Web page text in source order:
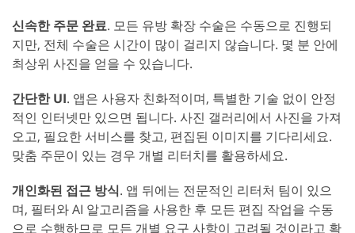
신속한 주문 완료. 모든 유방 확장 수술은 수동으로 진행되
지만, 전체 수술은 시간이 많이 걸리지 않습니다. 몇 분 안에
최상위 사진을 얻을 수 있습니다.
간단한 UI. 앱은 사용자 친화적이며, 특별한 기술 없이 안정
적인 인터넷만 있으면 됩니다. 사진 갤러리에서 사진을 가져
오고, 필요한 서비스를 찾고, 편집된 이미지를 기다리세요.
맞춤 주문이 있는 경우 개별 리터치를 활용하세요.
개인화된 접근 방식. 앱 뒤에는 전문적인 리터처 팀이 있으
며, 필터와 AI 알고리즘을 사용한 후 모든 편집 작업을 수동
으로 수행하므로 모든 개별 요구 사항이 고려될 것이라고 확